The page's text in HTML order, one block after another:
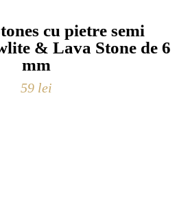
cu pietre semi
& Lava Stone de 6
mm
59 lei